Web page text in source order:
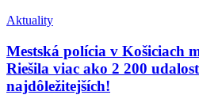
Aktuality
Mestská polícia v Košiciach
Riešila viac ako 2 200
najdôležitejších!